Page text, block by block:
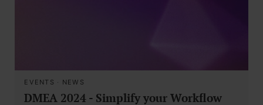
EVENTS · NEWS
DMEA 2024 - Simplify your Workflow